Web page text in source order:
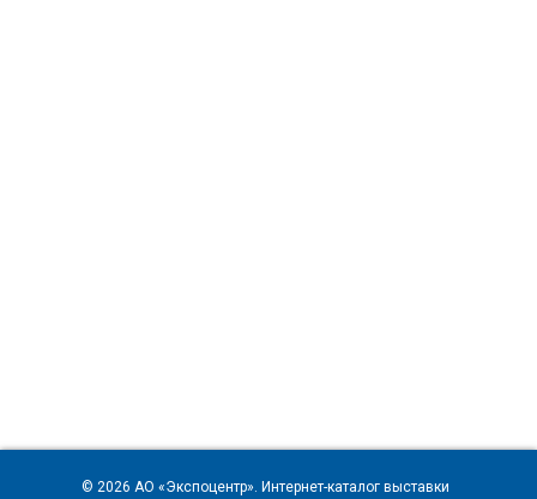
© 2026 АО «Экспоцентр». Интернет-каталог выставки